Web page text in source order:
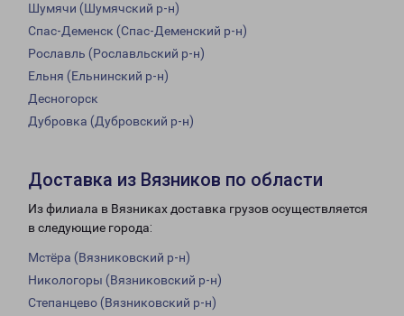
Шумячи (Шумячский р-н)
Спас-Деменск (Спас-Деменский р-н)
Рославль (Рославльский р-н)
Ельня (Ельнинский р-н)
Десногорск
Дубровка (Дубровский р-н)
Доставка из Вязников по области
Из филиала в Вязниках доставка грузов осуществляется
в следующие города:
Мстёра (Вязниковский р-н)
Никологоры (Вязниковский р-н)
Степанцево (Вязниковский р-н)